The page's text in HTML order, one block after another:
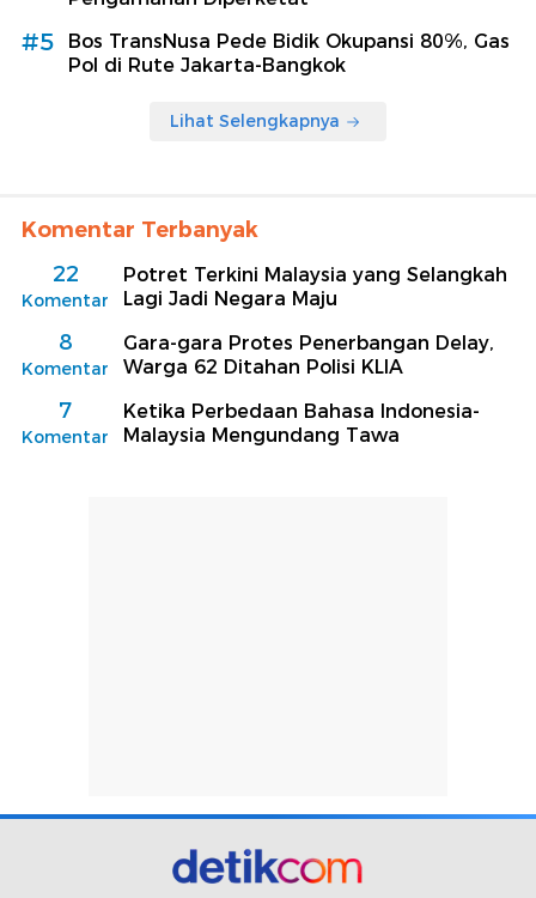
#5
Bos TransNusa Pede Bidik Okupansi 80%, Gas
Pol di Rute Jakarta-Bangkok
Lihat Selengkapnya
Komentar Terbanyak
22
Komentar
Potret Terkini Malaysia yang Selangkah
Lagi Jadi Negara Maju
8
Komentar
Gara-gara Protes Penerbangan Delay,
Warga 62 Ditahan Polisi KLIA
7
Komentar
Ketika Perbedaan Bahasa Indonesia-
Malaysia Mengundang Tawa